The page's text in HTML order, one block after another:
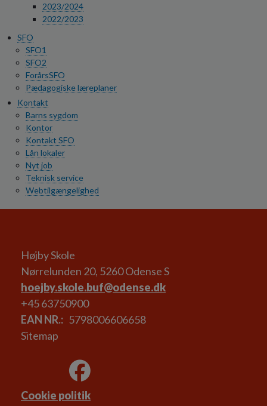
2023/2024
2022/2023
SFO
SFO1
SFO2
ForårsSFO
Pædagogiske læreplaner
Kontakt
Barns sygdom
Kontor
Kontakt SFO
Lån lokaler
Nyt job
Teknisk service
Webtilgængelighed
Højby Skole
Nørrelunden 20, 5260 Odense S
hoejby.skole.buf@odense.dk
+45 63750900
EAN NR.
5798006606658
Sitemap
Cookie politik